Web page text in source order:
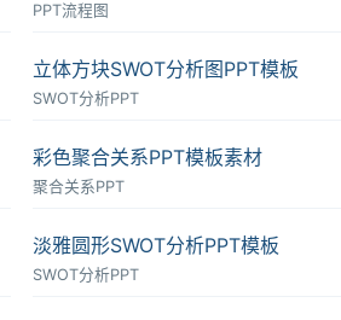
PPT流程图
立体方块SWOT分析图PPT模板
SWOT分析PPT
彩色聚合关系PPT模板素材
聚合关系PPT
淡雅圆形SWOT分析PPT模板
SWOT分析PPT